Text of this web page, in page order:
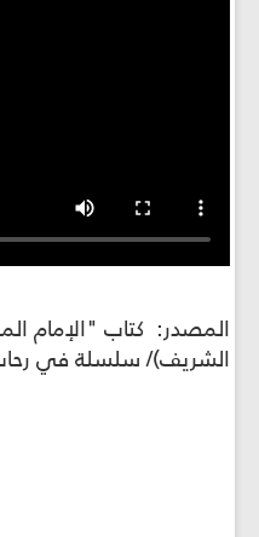
المصدر: كتاب "الإمام
الشريف)/ سلسلة في